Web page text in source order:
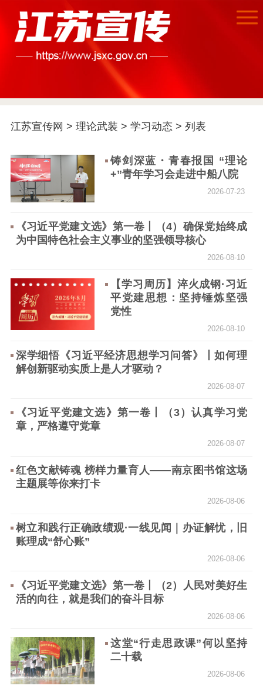
首页
江苏要闻
公示公告
通知公告 信息公开制度
信息公开指南
告
政策法规
工作动态
理论学习 宣传宣讲 研究阐释
社科强省 工作通知
成果集萃
新闻宣传
主题宣传
文化传承
文化交流
体制改革
文化产业
紫金文化艺术节
品牌活动
文明创建 文明实践
江苏宣传网 > 理论武装 > 学习动态 > 列表
铸剑深蓝・青春报国 “理论
+”青年学习会走进中船八院
2026-07-23
《习近平党建文选》第一卷丨（4）确保党始终成
为中国特色社会主义事业的坚强领导核心
2026-08-10
【学习周历】淬火成钢·习近
平党建思想：坚持锤炼坚强
党性
2026-08-10
深学细悟《习近平经济思想学习问答》丨如何理
解创新驱动实质上是人才驱动？
2026-08-07
《习近平党建文选》第一卷丨（3）认真学习党
章，严格遵守党章
2026-08-07
红色文献铸魂 榜样力量育人——南京图书馆这场
主题展等你来打卡
2026-08-06
树立和践行正确政绩观·一线见闻｜办证解忧，旧
账理成“舒心账”
2026-08-06
《习近平党建文选》第一卷丨（2）人民对美好生
活的向往，就是我们的奋斗目标
2026-08-06
这堂“行走思政课”何以坚持
二十载
2026-08-06